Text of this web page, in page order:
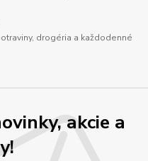
drogéria a každodenné
akcie a